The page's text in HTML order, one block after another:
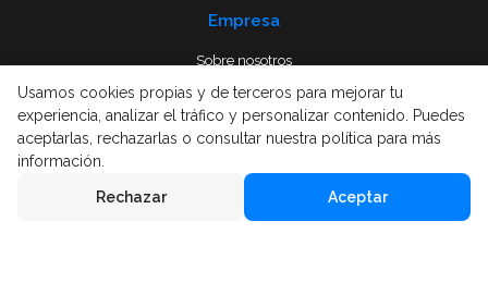
Empresa
Sobre nosotros
Usamos cookies propias y de terceros para mejorar tu
experiencia, analizar el tráfico y personalizar contenido. Puedes
aceptarlas, rechazarlas o consultar nuestra política para más
información.
Rechazar Aceptar